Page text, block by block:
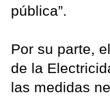
pública”.
Por su parte,
de la
las medidas